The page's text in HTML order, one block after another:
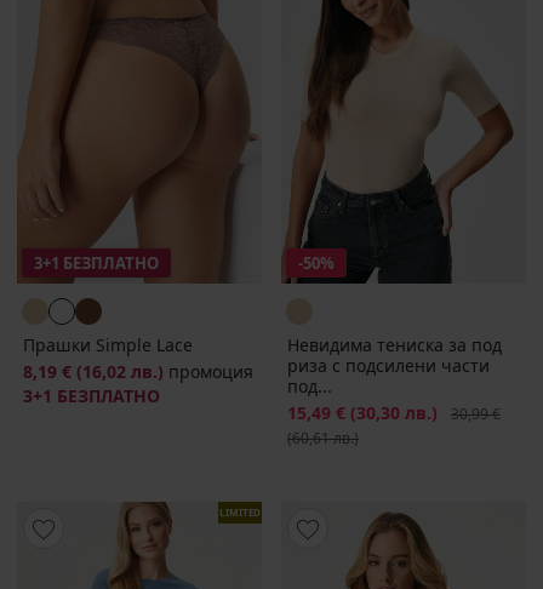
3+1 БЕЗПЛАТНО
Прашки Simple Lace
8,19 € (16,02 лв.) промоция
3+1 БЕЗПЛАТНО
-50%
Невидима тениска за под
риза с подсилени части
под...
Намаление
15,49 € (30,30 лв.)
30,99 €
(60,61 лв.)
LIMITED